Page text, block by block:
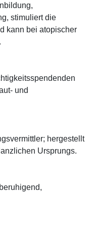
stimuliert die
kann bei atopischer
und
hergestellt
Ursprungs.